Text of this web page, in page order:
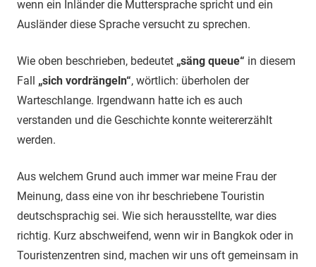
wenn ein Inländer die Muttersprache spricht und ein
Ausländer diese Sprache versucht zu sprechen.
Wie oben beschrieben, bedeutet „säng queue“ in diesem
Fall „sich vordrängeln“, wörtlich: überholen der
Warteschlange. Irgendwann hatte ich es auch
verstanden und die Geschichte konnte weitererzählt
werden.
Aus welchem Grund auch immer war meine Frau der
Meinung, dass eine von ihr beschriebene Touristin
deutschsprachig sei. Wie sich herausstellte, war dies
richtig. Kurz abschweifend, wenn wir in Bangkok oder in
Touristenzentren sind, machen wir uns oft gemeinsam in